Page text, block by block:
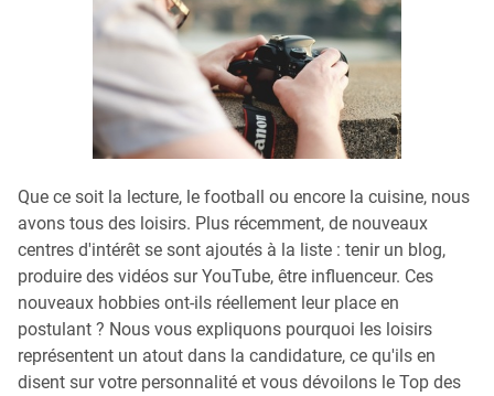
Que ce soit la lecture, le football ou encore la cuisine, nous
avons tous des loisirs. Plus récemment, de nouveaux
centres d'intérêt se sont ajoutés à la liste : tenir un blog,
produire des vidéos sur YouTube, être influenceur. Ces
nouveaux hobbies ont-ils réellement leur place en
postulant ? Nous vous expliquons pourquoi les loisirs
représentent un atout dans la candidature, ce qu'ils en
disent sur votre personnalité et vous dévoilons le Top des